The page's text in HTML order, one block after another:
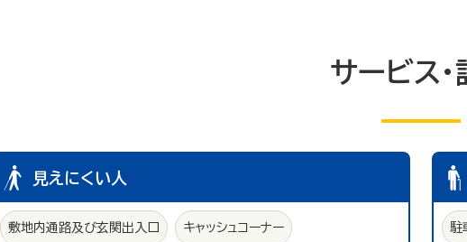
サービス
見えにくい人
敷地内通路及び玄関出入口 キャッシュコーナー 駐